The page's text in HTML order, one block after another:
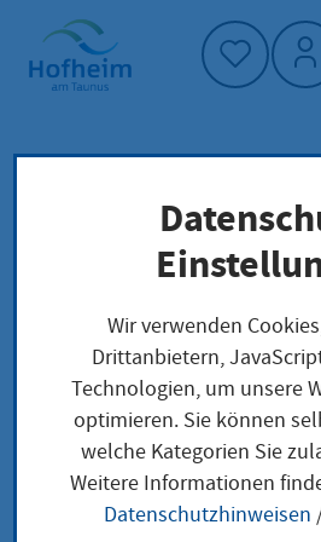
Startseite"
Dienstleistung-
Lokale Anliegen
Epidemie
Epidemie
Leistungsbeschreibung
Eine Epidemie ist die zeitliche
Wir verwenden
Drittanbietern,
Technologien, um unsere
optimieren. Sie können
welche Kategorien Sie
Weitere Informationen
Datenschutzhinweisen